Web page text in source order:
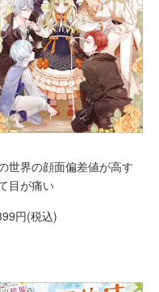
世界の顔面偏差値が高す
目が痛い
円(税込)